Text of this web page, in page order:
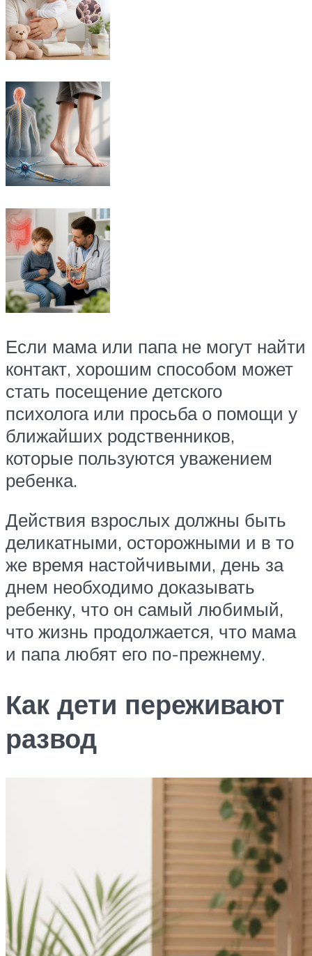
Если мама или папа не могут найти
контакт, хорошим способом может
стать посещение детского
психолога или просьба о помощи у
ближайших родственников,
которые пользуются уважением
ребенка.
Действия взрослых должны быть
деликатными, осторожными и в то
же время настойчивыми, день за
днем необходимо доказывать
ребенку, что он самый любимый,
что жизнь продолжается, что мама
и папа любят его по-прежнему.
Как дети переживают
развод